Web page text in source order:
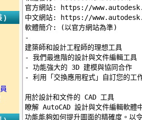
)
官方網站:
https://
中文網站:
https://
-
建築師和設計工程師的理想工具
- 我們最進階的設計與文件編輯工具
- 功能強大的 3D 建模與協同合作
- 利用「交換應用程式」自訂您的工
用於設計和文件的 CAD 工具
瞭解 AutoCAD 設計與文件編輯軟體
功能能夠如何提升圖面的精確度。以